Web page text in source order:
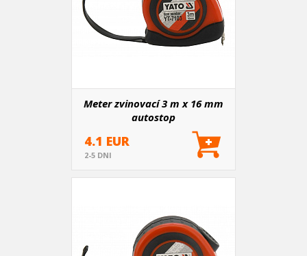
Meter zvinovací 3 m x 16 mm
autostop
4.1 EUR
2-5 DNI